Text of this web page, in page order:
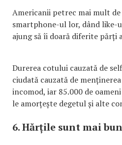
Americanii petrec mai mult
smartphone-ul lor, dând like-
ajung să îi doară diferite părți
Durerea cotului cauzată de
ciudată cauzată de
incomod, iar 85.000 de
le amorțește degetul și alte
6. Hărțile sunt mai